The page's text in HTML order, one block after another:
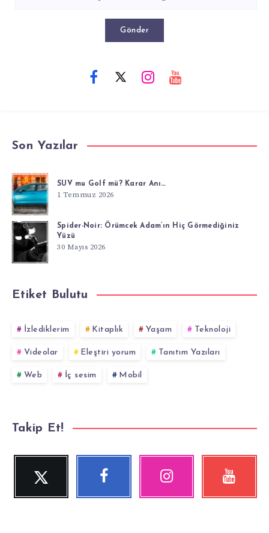
Gönder
Son Yazılar
SUV mu Golf mü? Karar Anı…
1 Temmuz 2026
Spider-Noir: Örümcek Adam’ın Hiç Görmediğiniz
Yüzü
30 Mayıs 2026
Etiket Bulutu
İzlediklerim Kitaplık Yaşam Teknoloji
Videolar Eleştiri yorum Tanıtım Yazıları
Web İç sesim Mobil
Takip Et!
Twitter Facebook Instagram
Fotoğraflarımız!
YouTube
Videolara